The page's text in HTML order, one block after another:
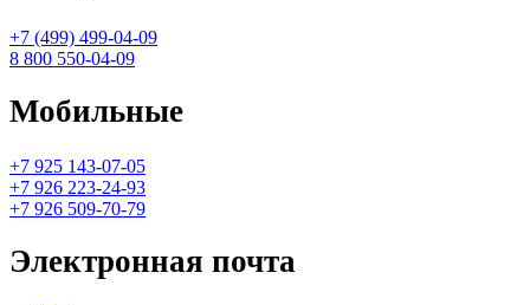
+7 (499) 499-04-09
8 800 550-04-09
Мобильные
+7 925 143-07-05
+7 926 223-24-93
+7 926 509-70-79
Электронная почта